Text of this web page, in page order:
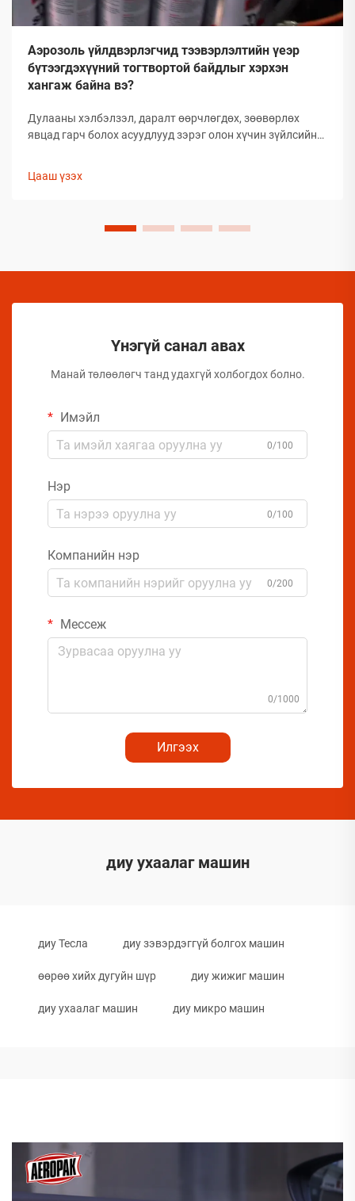
Аэрозоль үйлдвэрлэгчид тээвэрлэлтийн үеэр
бүтээгдэхүүний тогтвортой байдлыг хэрхэн
хангаж байна вэ?
Дулааны хэлбэлзэл, даралт өөрчлөгдөх, зөөвөрлөх
явцад гарч болох асуудлууд зэрэг олон хүчин зүйлсийн
байдлыг хадгалахад тооless дундаа сорилтуудтай
арга хэмжээ авах шаардлагатай.
Цааш үзэх
Үнэгүй санал авах
Манай төлөөлөгч танд удахгүй холбогдох болно.
Имэйл
0/100
Нэр
0/100
Компанийн нэр
0/200
Мессеж
0/1000
Илгээх
диу ухаалаг машин
диу Тесла диу зэвэрдэггүй болгох машин
өөрөө хийх дугуйн шүр диу жижиг машин
диу ухаалаг машин диу микро машин